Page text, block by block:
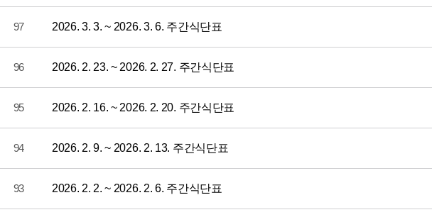
97 2026. 3. 3. ~ 2026. 3. 6. 주간식단표
96 2026. 2. 23. ~ 2026. 2. 27. 주간식단표
95 2026. 2. 16. ~ 2026. 2. 20. 주간식단표
94 2026. 2. 9. ~ 2026. 2. 13. 주간식단표
93 2026. 2. 2. ~ 2026. 2. 6. 주간식단표